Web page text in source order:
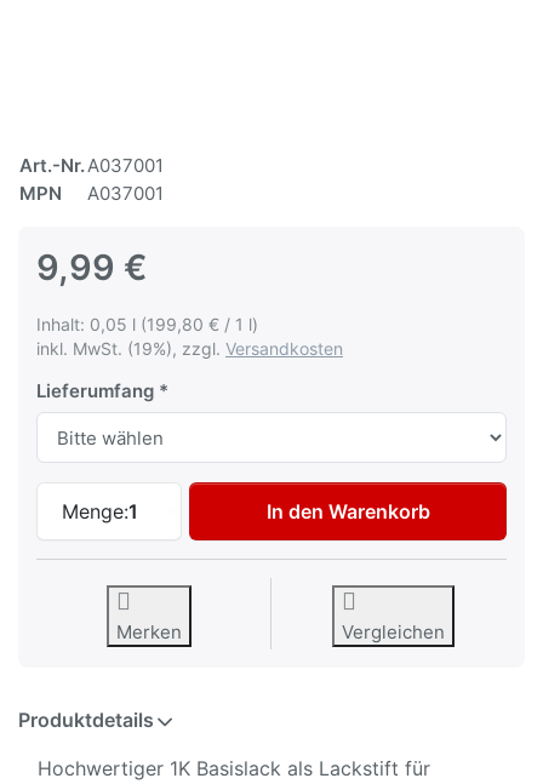
Art.-Nr.A037001
MPN
A037001
9,99 €
Inhalt: 0,05 l (199,80 € / 1 l)
inkl. MwSt. (19%), zzgl. Versandkosten
Lieferumfang
Menge:1
Autolack Lackstift für Volkswagen VW
In den Warenkorb
Merken Vergleichen
Produktdetails
Hochwertiger 1K Basislack als Lackstift für